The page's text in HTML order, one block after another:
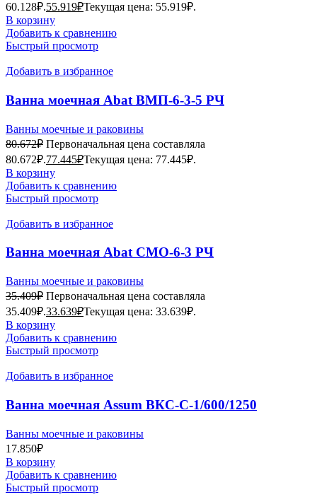
60.128₽.55.919₽Текущая цена: 55.919₽.
В корзину
Добавить к сравнению
Быстрый просмотр
Добавить в избранное
Ванна моечная Abat ВМП-6-3-5 РЧ
Ванны моечные и раковины
80.672₽ Первоначальная цена составляла
80.672₽.77.445₽Текущая цена: 77.445₽.
В корзину
Добавить к сравнению
Быстрый просмотр
Добавить в избранное
Ванна моечная Abat СМО-6-3 РЧ
Ванны моечные и раковины
35.409₽ Первоначальная цена составляла
35.409₽.33.639₽Текущая цена: 33.639₽.
В корзину
Добавить к сравнению
Быстрый просмотр
Добавить в избранное
Ванна моечная Assum ВКС-С-1/600/1250
Ванны моечные и раковины
17.850₽
В корзину
Добавить к сравнению
Быстрый просмотр